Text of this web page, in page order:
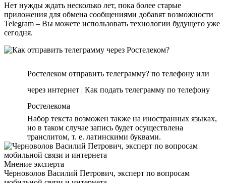
Нет нужды ждать несколько лет, пока более старые
приложения для обмена сообщениями добавят возможности
Telegram – Вы можете использовать технологии будущего уже
сегодня.
Ростелеком отправить телеграмму? по телефону или
через интернет | Как подать телеграмму по телефону
Ростелекома
Набор текста возможен также на иностранных языках,
но в таком случае запись будет осуществлена
транслитом, т. е. латинскими буквами.
Мнение эксперта
Черноволов Василий Петрович, эксперт по вопросам